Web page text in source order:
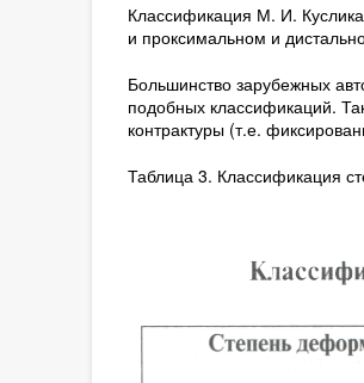
Классификация М. И.
и проксимальном и
Большинство зарубежных
подобных классификаций.
контрактуры (т.е.
Таблица 3. Классификация